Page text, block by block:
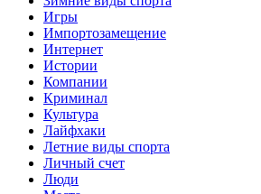
Игры
Импортозамещение
Интернет
Истории
Компании
Криминал
Культура
Лайфхаки
Летние виды спорта
Личный счет
Люди